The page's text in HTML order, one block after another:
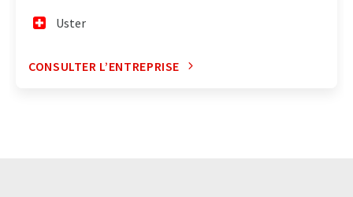
Uster
CONSULTER L’ENTREPRISE